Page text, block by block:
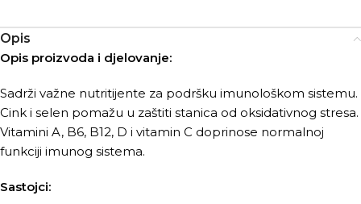
Opis
Opis proizvoda i djelovanje:
Sadrži važne nutritijente za podršku imunološkom sistemu.
Cink i selen pomažu u zaštiti stanica od oksidativnog stresa.
Vitamini A, B6, B12, D i vitamin C doprinose normalnoj
funkciji imunog sistema.
Sastojci: